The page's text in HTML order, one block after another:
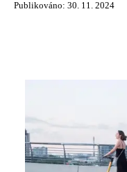
Publikováno: 30. 11. 2024